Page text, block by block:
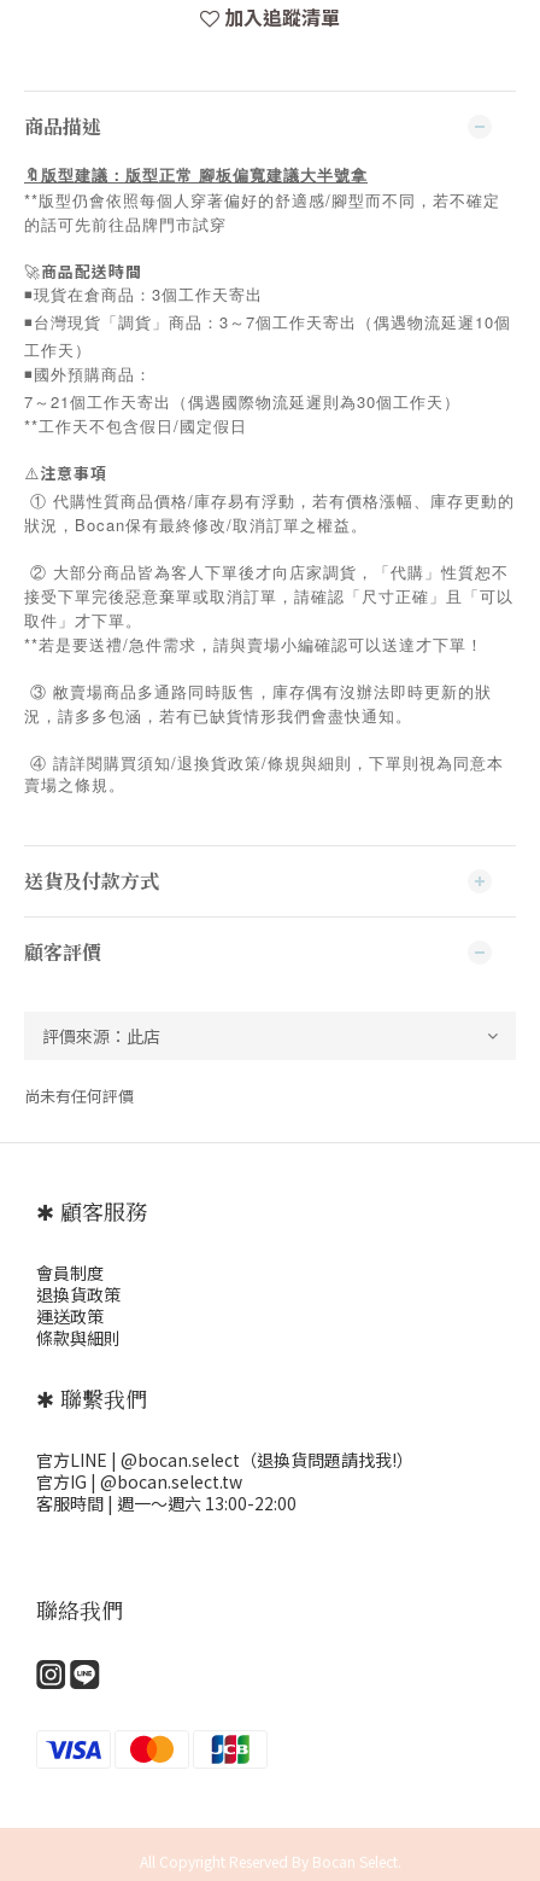
加入追蹤清單
商品描述
🔖版型建議：版型正常 腳板偏寬建議大半號拿
**版型仍會依照每個人穿著偏好的舒適感/腳型而不同，若不確定
的話可先前往品牌門市試穿
🚀商品配送時間
◾️現貨在倉商品：3個工作天寄出
◾️台灣現貨「調貨」商品：3～7個工作天寄出（偶遇物流延遲10個
工作天）
◾️國外預購商品：
7～21個工作天寄出（偶遇國際物流延遲則為30個工作天）
**工作天不包含假日/國定假日
⚠️注意事項
① 代購性質商品價格/庫存易有浮動，若有價格漲幅、庫存更動的
狀況，Bocan保有最終修改/取消訂單之權益。
② 大部分商品皆為客人下單後才向店家調貨，「代購」性質恕不
接受下單完後惡意棄單或取消訂單，請確認「尺寸正確」且「可以
取件」才下單。
**若是要送禮/急件需求，請與賣場小編確認可以送達才下單！
③ 敝賣場商品多通路同時販售，庫存偶有沒辦法即時更新的狀
況，請多多包涵，若有已缺貨情形我們會盡快通知。
④ 請詳閱購買須知/退換貨政策/條規與細則，下單則視為同意本
賣場之條規。
送貨及付款方式
顧客評價
尚未有任何評價
✱ 顧客服務
會員制度
退換貨政策
運送政策
條款與細則
✱ 聯繫我們
官方LINE | @bocan.select（退換貨問題請找我!）
官方IG | @bocan.select.tw
客服時間 | 週一～週六 13:00-22:00
聯絡我們
All Copyright Reserved By Bocan Select.